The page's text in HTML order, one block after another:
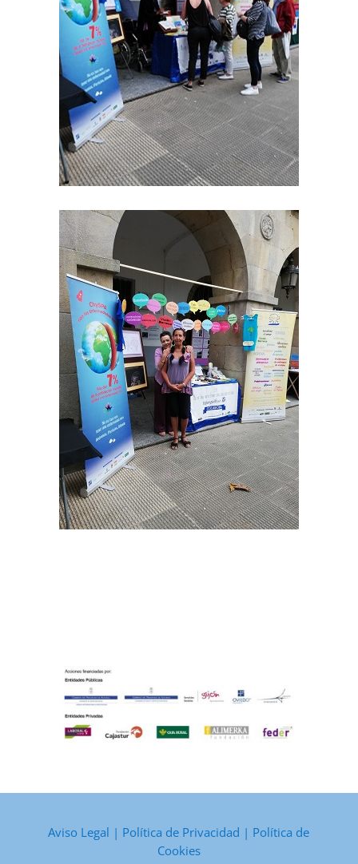
Aviso Legal | Política de Privacidad | Política de
Cookies